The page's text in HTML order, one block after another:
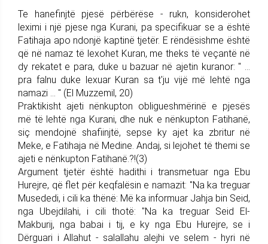
Te hanefinjtë pjesë përbërëse - rukn, konsiderohet
leximi i një pjese nga Kurani, pa specifikuar se a është
Fatihaja apo ndonjë kaptinë tjetër. E rëndësishme është
që në namaz të lexohet Kuran, me theks të veçantë në
dy rekatet e para, duke u bazuar në ajetin kuranor: " ...
pra falnu duke lexuar Kuran sa t'ju vijë më lehtë nga
namazi ... " (El Muzzemil, 20)
Praktikisht ajeti nënkupton obligueshmërinë e pjesës
më të lehtë nga Kurani, dhe nuk e nënkupton Fatihanë,
siç mendojnë shafiinjtë, sepse ky ajet ka zbritur në
Meke, e Fatihaja në Medine. Andaj, si lejohet të themi se
ajeti e nënkupton Fatihanë.?!(3)
Argument tjetër është hadithi i transmetuar nga Ebu
Hurejre, që flet për keqfalësin e namazit: "Na ka treguar
Musededi, i cili ka thënë: Më ka informuar Jahja bin Seid,
nga Ubejdilahi, i cili thotë: "Na ka treguar Seid El-
Makburij, nga babai i tij, e ky nga Ebu Hurejre, se i
Dërguari i Allahut - salallahu alejhi ve selem - hyri në